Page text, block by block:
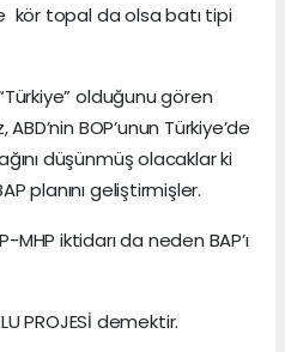
kör topal da olsa batı tipi
olduğunu gören
BOP’unun Türkiye’de
düşünmüş olacaklar ki
planını geliştirmişler.
MHP iktidarı da neden BAP’ı
PROJESİ demektir.